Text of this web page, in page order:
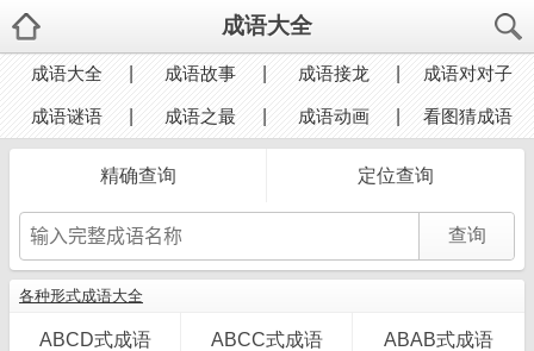
成语大全
成语大全 成语故事 成语接龙 成语对对子
成语谜语 成语之最 成语动画 看图猜成语
精确查询 定位查询
各种形式成语大全
ABCD式成语 ABCC式成语 ABAB式成语